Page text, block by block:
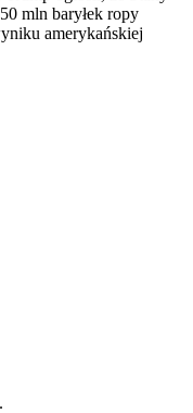
mln baryłek ropy
amerykańskiej